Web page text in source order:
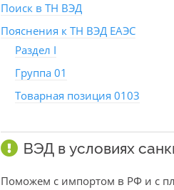
Поиск в ТН ВЭД
Пояснения к ТН ВЭД ЕАЭС
Раздел I
Группа 01
Товарная позиция 0103
ВЭД в условиях
Поможем с импортом в РФ и с